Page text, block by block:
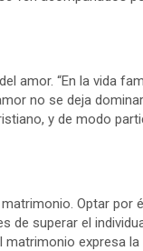
amor. “En la vida
no se deja
y de modo
Optar por
de superar el
expresa